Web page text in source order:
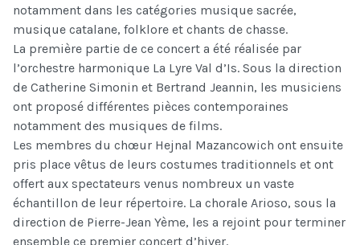
notamment dans les catégories musique sacrée,
musique catalane, folklore et chants de chasse.
La première partie de ce concert a été réalisée par
l’orchestre harmonique La Lyre Val d’Is. Sous la direction
de Catherine Simonin et Bertrand Jeannin, les musiciens
ont proposé différentes pièces contemporaines
notamment des musiques de films.
Les membres du chœur Hejnal Mazancowich ont ensuite
pris place vêtus de leurs costumes traditionnels et ont
offert aux spectateurs venus nombreux un vaste
échantillon de leur répertoire. La chorale Arioso, sous la
direction de Pierre-Jean Yème, les a rejoint pour terminer
ensemble ce premier concert d’hiver.